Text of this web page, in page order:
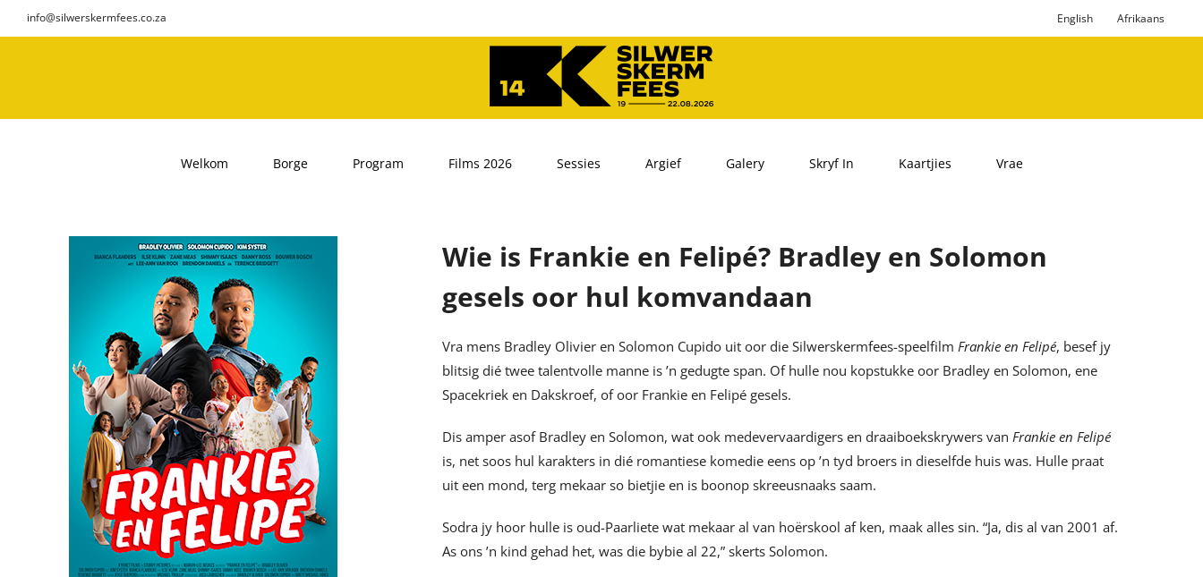
to
info@silwerskermfees.co.za English Afrikaans
Welkom Borge Program Films 2026 Sessies Argief Galery Skryf In Kaartjies Vrae
Wie is Frankie en Felipé? Bradley en Solomon
gesels oor hul komvandaan
Vra mens Bradley Olivier en Solomon Cupido uit oor die Silwerskermfees-speelfilmFrankie en Felipé, besef jy
blitsig dié twee talentvolle manne is ’n gedugte span. Of hulle nou kopstukke oor Bradley en Solomon, ene
Spacekriek en Dakskroef, of oor Frankie en Felipé gesels.
Dis amper asof Bradley en Solomon, wat ook medevervaardigers en draaiboekskrywers vanFrankie en Felipé
is, net soos hul karakters in dié romantiese komedie eens op ’n tyd broers in dieselfde huis was. Hulle praat
uit een mond, terg mekaar so bietjie en is boonop skreeusnaaks saam.
Sodra jy hoor hulle is oud-Paarliete wat mekaar al van hoërskool af ken, maak alles sin. “Ja, dis al van 2001 af.
As ons ’n kind gehad het, was die bybie al 22,” skerts Solomon.